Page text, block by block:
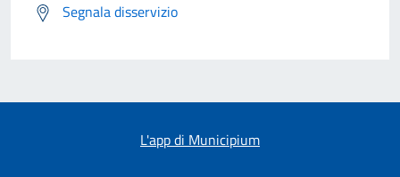
Segnala disservizio
L'app di Municipium